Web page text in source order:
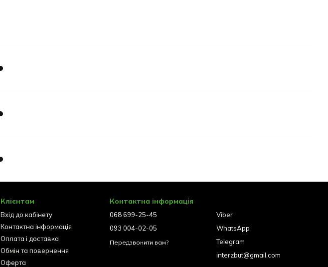
Клієнтам
Вхід до кабінету
Контактна інформація
Оплата і доставка
Обмін та повернення
Оферта
Контактна інформація
068 699-25-45
093 004-02-05
Передзвонити вам?
Viber
WhatsApp
Telegram
interzbut@gmail.com